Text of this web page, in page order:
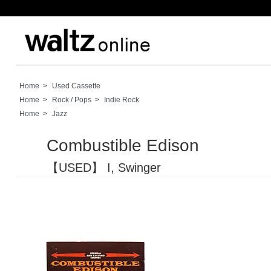
Home >
Used Cassette
Home > Rock / Pops >
Indie Rock
Home > Jazz
Combustible Edison
【USED】 I, Swinger